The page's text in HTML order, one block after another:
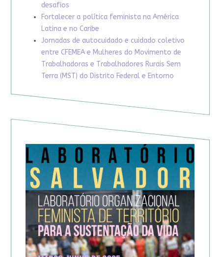
desafios
Fortalecer a política feminista na América
Latina e no Caribe
Jornadas de autocuidado e cuidado coletivo
entre CFEMEA e Mulheres do Movimento de
Trabalhadoras e Trabalhadores Rurais Sem
Terra (MST) do Distrito Federal e Entorno